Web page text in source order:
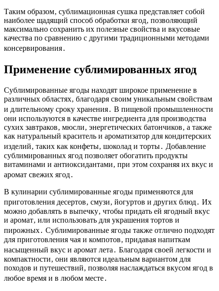
Таким образом‚ сублимационная сушка представляет собой
наиболее щадящий способ обработки ягод‚ позволяющий
максимально сохранить их полезные свойства и вкусовые
качества по сравнению с другими традиционными методами
консервирования․
Применение сублимированных ягод
Сублимированные ягоды находят широкое применение в
различных областях‚ благодаря своим уникальным свойствам
и длительному сроку хранения․ В пищевой промышленности
они используются в качестве ингредиента для производства
сухих завтраков‚ мюсли‚ энергетических батончиков‚ а также
как натуральный краситель и ароматизатор для кондитерских
изделий‚ таких как конфеты‚ шоколад и торты․ Добавление
сублимированных ягод позволяет обогатить продукты
витаминами и антиоксидантами‚ при этом сохраняя их вкус и
аромат свежих ягод․
В кулинарии сублимированные ягоды применяются для
приготовления десертов‚ смузи‚ йогуртов и других блюд․ Их
можно добавлять в выпечку‚ чтобы придать ей ягодный вкус
и аромат‚ или использовать для украшения тортов и
пирожных․ Сублимированные ягоды также отлично подходят
для приготовления чая и компотов‚ придавая напиткам
насыщенный вкус и аромат лета․ Благодаря своей легкости и
компактности‚ они являются идеальным вариантом для
походов и путешествий‚ позволяя наслаждаться вкусом ягод в
любое время и в любом месте․